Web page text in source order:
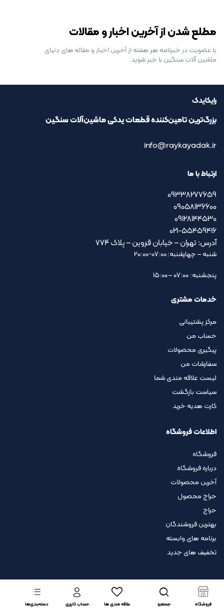
مطلع شدن از آخرین اخبار و مقالات
با عضویت در خبرنامه هر هفته از آخرین اخبار و مقاله های دنیای
ماشین آلات سنگین با خبر شوید.
رایکایدک
بزرگ‌ترین تامین‌کننده قطعات یدکی ماشین‌آلات سنگین
info@raykayadak.ir
ارتباط با ما
09338277659
09058136600
09128144530
021-55459416
آدرس: تهران – خیابان قزوین – پلاک ۷۷۴
شنبه – چهارشنبه: 07:00-20:00
پنجشنبه: 07:00 – 15:00
خدمات مشتری
مرکز پشتیبانی
حساب من
پیگیری محصولات
سفارشات من
لیست علاقه مندی شما
سیاست بازگشت
کارت هدیه خرید
اطلاعات فروشگاه
فروشگاه
درباره فروشگاه
آخرین محصولات
حراج محصول
حراج
بهترین فروشندگان
برنامه های وابسته
تخفیف های جدید
رایکایدک تامین قطعات یدکی ماشین‌آلات راهسازی،معدنی و لیفتراک.فروشگاه جستجو علاقه مندی ها حساب کاربری دسته‌بندی‌ها